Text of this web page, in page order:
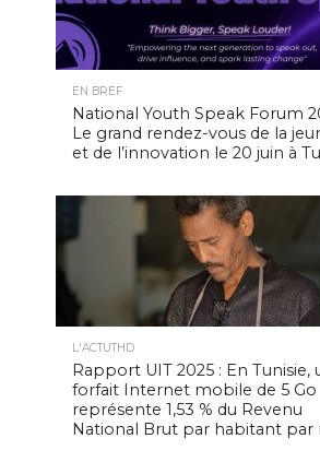
EN BREF
National Youth Speak Forum
Le grand rendez-vous de la
et de l’innovation le 20 juin à
L'ACTUTHD
Rapport UIT 2025 : En Tunisie,
forfait Internet mobile de 5 Go
représente 1,53 % du Revenu
National Brut par habitant par